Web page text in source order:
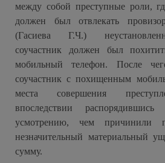
между собой преступные роли,
должен был отвлекать
(Гасиева Г.Ч.)
соучастник должен был
мобильный телефон. После
соучастник с похищенным
места совершения
впоследствии
усмотрению, чем причинили
незначительный материальный
сумму.